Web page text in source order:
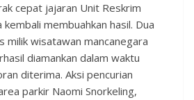
cepat jajaran Unit Reskrim
membuahkan hasil. Dua
milik wisatawan mancanegara
diamankan dalam waktu
diterima. Aksi pencurian
parkir Naomi Snorkeling,